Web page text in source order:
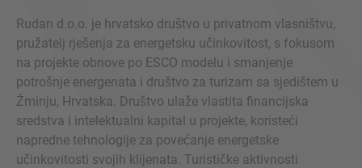
Rudan d.o.o. je hrvatsko društvo u privatnom vlasništvu,
pružatelj rješenja za energetsku učinkovitost, s fokusom
na projekte obnove po ESCO modelu i smanjenje
potrošnje energenata i društvo za turizam sa sjedištem u
Žminju, Hrvatska. Društvo ulaže vlastita financijska
sredstva i intelektualni kapital u projekte, koristeći
napredne tehnologije za povećanje energetske
učinkovitosti svojih klijenata. Turističke aktivnosti